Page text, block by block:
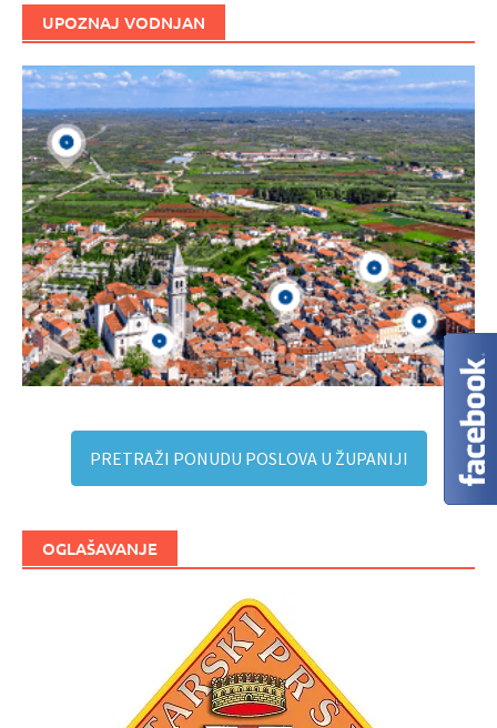
UPOZNAJ VODNJAN
PRETRAŽI PONUDU POSLOVA U ŽUPANIJI
OGLAŠAVANJE